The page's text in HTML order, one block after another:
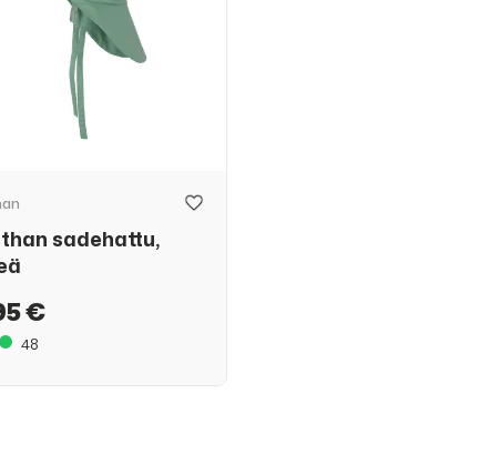
sadehattu,
€
48